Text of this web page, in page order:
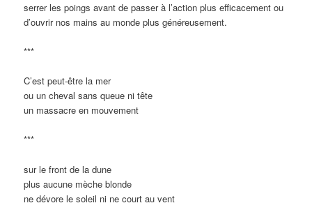
serrer les poings avant de passer à l’action plus efficacement ou
d’ouvrir nos mains au monde plus généreusement.
***
C’est peut-être la mer
ou un cheval sans queue ni tête
un massacre en mouvement
***
sur le front de la dune
plus aucune mèche blonde
ne dévore le soleil ni ne court au vent